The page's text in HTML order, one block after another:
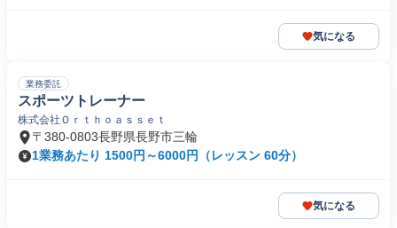
気になる
業務委託
スポーツトレーナー
株式会社Ｏｒｔｈｏａｓｓｅｔ
〒380-0803長野県長野市三輪
1業務あたり 1500円～6000円（レッスン 60分）
気になる